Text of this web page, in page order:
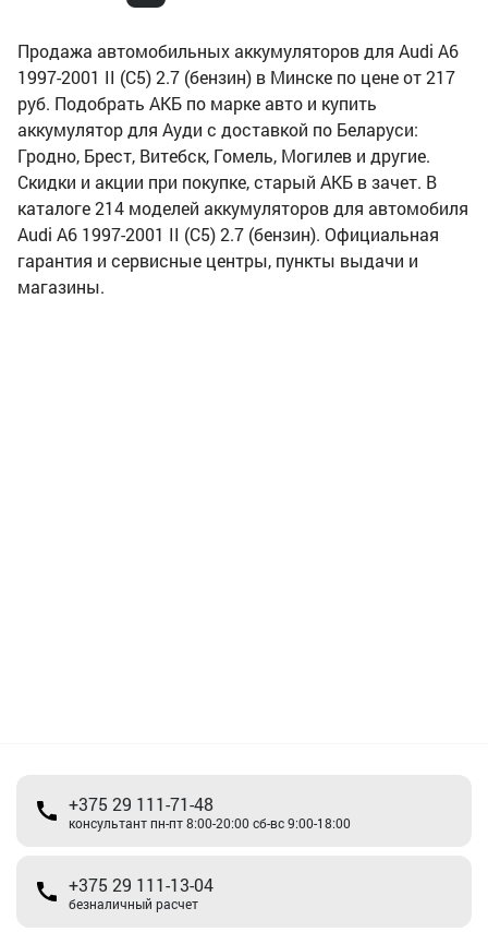
Продажа автомобильных аккумуляторов для Audi A6
1997-2001 II (C5) 2.7 (бензин) в Минске по цене от 217
руб. Подобрать АКБ по марке авто и купить
аккумулятор для Ауди с доставкой по Беларуси:
Гродно, Брест, Витебск, Гомель, Могилев и другие.
Скидки и акции при покупке, старый АКБ в зачет. В
каталоге 214 моделей аккумуляторов для автомобиля
Audi A6 1997-2001 II (C5) 2.7 (бензин). Официальная
гарантия и сервисные центры, пункты выдачи и
магазины.
+375 29 111-71-48
консультант пн-пт 8:00-20:00 сб-вс 9:00-18:00
+375 29 111-13-04
безналичный расчет